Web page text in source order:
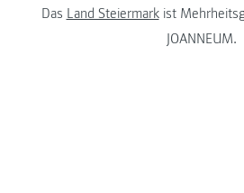
Das Land Steiermarkist
JOANNEUM.